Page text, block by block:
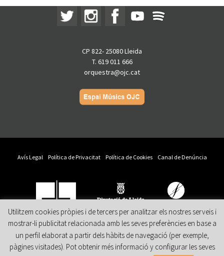
CP 822- 25080 Lleida
T. 619 011 666
orquestra@ojc.cat
Amb el suport
Avís Legal Política de Privacitat Política de Cookies Canal de Denúncia
Utilitzem cookies pròpies i de tercers per analitzar els nostres serveis i
mostrar-li publicitat relacionada amb les seves preferències en base a
un perfil elaborat a partir dels hàbits de navegació (per exemple,
pàgines visitades). Pot obtenir més informació y configurar les seves